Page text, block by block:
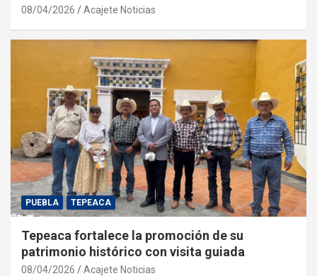
08/04/2026 Acajete Noticias
PUEBLA TEPEACA
Tepeaca fortalece la promoción de su
patrimonio histórico con visita guiada
08/04/2026 Acajete Noticias